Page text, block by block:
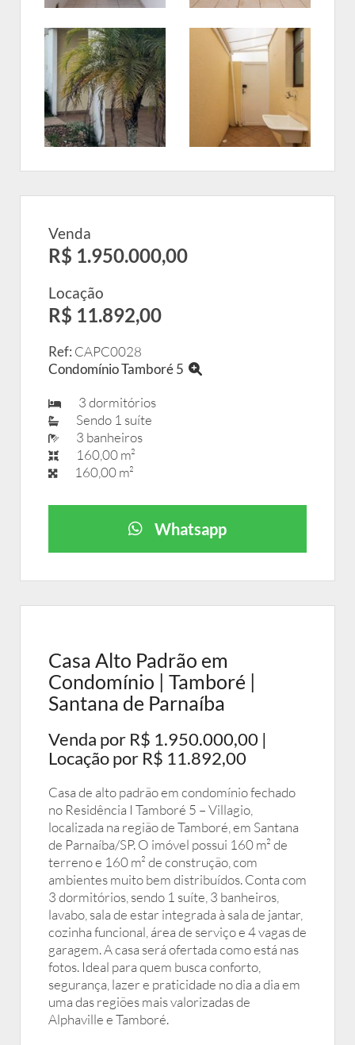
Venda
R$ 1.950.000,00
Locação
R$ 11.892,00
Ref: CAPC0028
Condomínio Tamboré 5
3 dormitórios
Sendo 1 suíte
3 banheiros
160,00 m²
160,00 m²
Whatsapp
Casa Alto Padrão em
Condomínio | Tamboré |
Santana de Parnaíba
Venda por R$ 1.950.000,00 |
Locação por R$ 11.892,00
Casa de alto padrão em condomínio fechado
no Residência I Tamboré 5 – Villagio,
localizada na região de Tamboré, em Santana
de Parnaíba/SP. O imóvel possui 160 m² de
terreno e 160 m² de construção, com
ambientes muito bem distribuídos. Conta com
3 dormitórios, sendo 1 suíte, 3 banheiros,
lavabo, sala de estar integrada à sala de jantar,
cozinha funcional, área de serviço e 4 vagas de
garagem. A casa será ofertada como está nas
fotos. Ideal para quem busca conforto,
segurança, lazer e praticidade no dia a dia em
uma das regiões mais valorizadas de
Alphaville e Tamboré.